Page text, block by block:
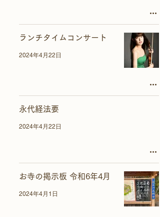
ランチタイムコンサート
2024年4月22日
永代経法要
2024年4月22日
お寺の掲示板 令和6年4月
2024年4月1日